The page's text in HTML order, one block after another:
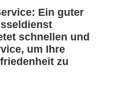
Ein guter
schnellen und
um Ihre
zu